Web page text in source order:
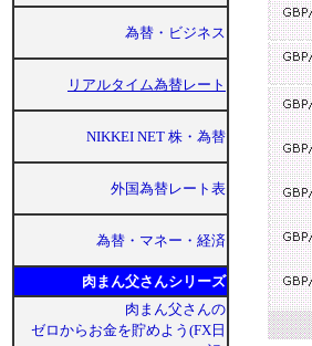
為替・ビジネス
リアルタイム為替レート
NIKKEI NET 株・為替
外国為替レート表
為替・マネー・経済
肉まん父さんシリーズ
肉まん父さんの
ゼロからお金を貯めよう(FX日